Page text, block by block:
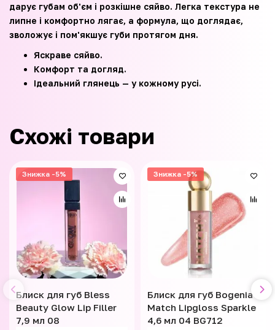
дарує губам об'єм і розкішне сяйво. Легка текстура не
липне і комфортно лягає, а формула, що доглядає,
зволожує і пом'якшує губи протягом дня.
Яскраве сяйво.
Комфорт та догляд.
Ідеальний глянець — у кожному русі.
Схожі товари
Знижка -5%
Блиск для губ Bless
Beauty Glow Lip Filler
7,9 мл 08
Знижка -5%
Блиск для губ Bogenia
Match Lipgloss Sparkle
4,6 мл 04 BG712